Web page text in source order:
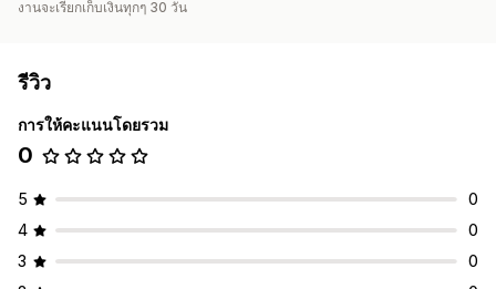
งานจะเรียกเก็บเงินทุกๆ 30 วัน
รีวิว
การให้คะแนนโดยรวม
0
5
0
4
0
3
0